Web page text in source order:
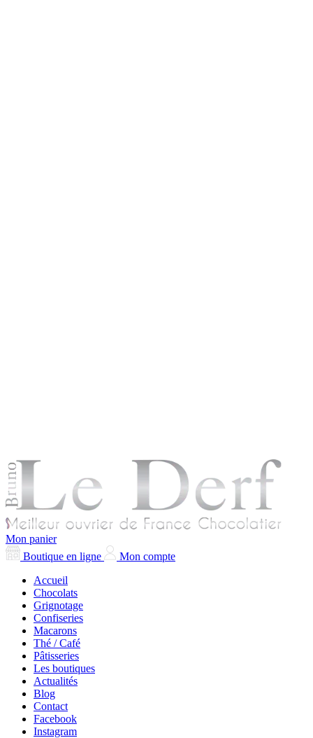
Mon panier
Boutique en ligne
Mon compte
Accueil
Chocolats
Grignotage
Confiseries
Macarons
Thé / Café
Pâtisseries
Les boutiques
Actualités
Blog
Contact
Facebook
Instagram